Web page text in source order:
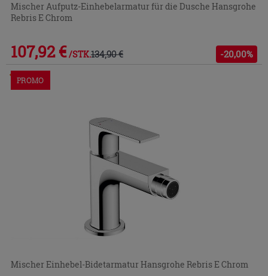
Mischer Aufputz-Einhebelarmatur für die Dusche Hansgrohe
Rebris E Chrom
107,92 € /STK.134,90 € -20,00%
Im Geschäft oder über den Kundenservice bestellbar
PROMO
Mischer Einhebel-Bidetarmatur Hansgrohe Rebris E Chrom